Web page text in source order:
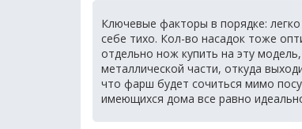
Ключевые факторы в порядке:
себе тихо. Кол-во насадок тоже
отдельно нож купить на эту
металлической части, откуда
что фарш будет сочиться мимо
имеющихся дома все равно